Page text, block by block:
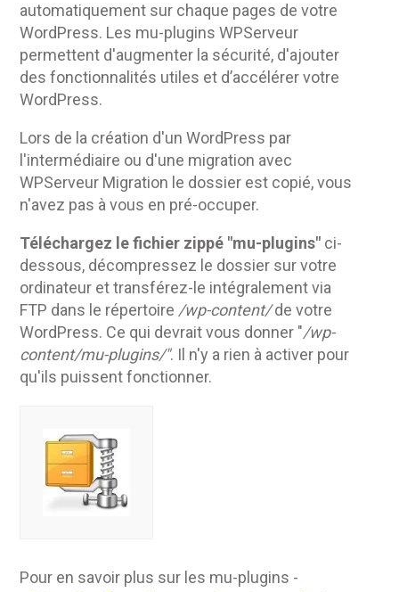
automatiquement sur chaque pages de votre
WordPress. Les mu-plugins WPServeur
permettent d'augmenter la sécurité, d'ajouter
des fonctionnalités utiles et d’accélérer votre
WordPress.
Lors de la création d'un WordPress par
l'intermédiaire ou d'une migration avec
WPServeur Migration le dossier est copié, vous
n'avez pas à vous en pré-occuper.
Téléchargez le fichier zippé "mu-plugins" ci-
dessous, décompressez le dossier sur votre
ordinateur et transférez-le intégralement via
FTP dans le répertoire /wp-content/de votre
WordPress. Ce qui devrait vous donner "/wp-
content/mu-plugins/". Il n'y a rien à activer pour
qu'ils puissent fonctionner.
Pour en savoir plus sur les mu-plugins -